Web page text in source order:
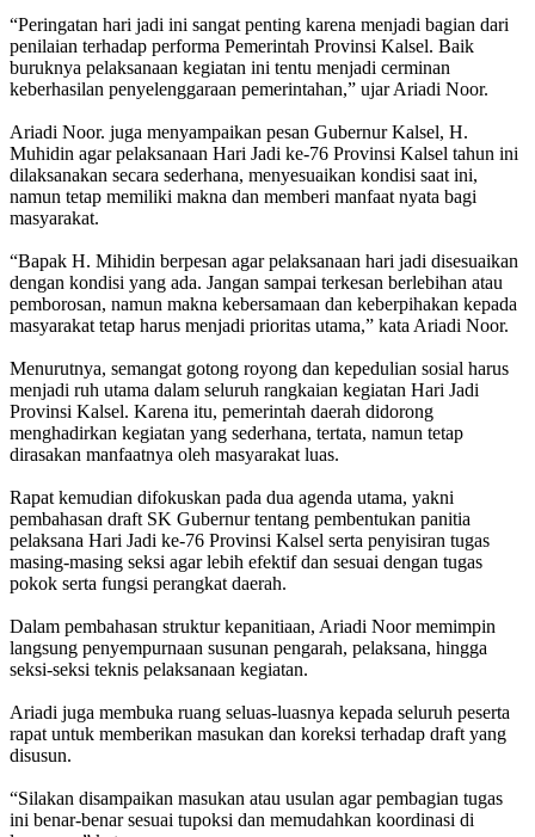
“Peringatan hari jadi ini sangat penting karena menjadi bagian dari
penilaian terhadap performa Pemerintah Provinsi Kalsel. Baik
buruknya pelaksanaan kegiatan ini tentu menjadi cerminan
keberhasilan penyelenggaraan pemerintahan,” ujar Ariadi Noor.
Ariadi Noor. juga menyampaikan pesan Gubernur Kalsel, H.
Muhidin agar pelaksanaan Hari Jadi ke-76 Provinsi Kalsel tahun ini
dilaksanakan secara sederhana, menyesuaikan kondisi saat ini,
namun tetap memiliki makna dan memberi manfaat nyata bagi
masyarakat.
“Bapak H. Mihidin berpesan agar pelaksanaan hari jadi disesuaikan
dengan kondisi yang ada. Jangan sampai terkesan berlebihan atau
pemborosan, namun makna kebersamaan dan keberpihakan kepada
masyarakat tetap harus menjadi prioritas utama,” kata Ariadi Noor.
Menurutnya, semangat gotong royong dan kepedulian sosial harus
menjadi ruh utama dalam seluruh rangkaian kegiatan Hari Jadi
Provinsi Kalsel. Karena itu, pemerintah daerah didorong
menghadirkan kegiatan yang sederhana, tertata, namun tetap
dirasakan manfaatnya oleh masyarakat luas.
Rapat kemudian difokuskan pada dua agenda utama, yakni
pembahasan draft SK Gubernur tentang pembentukan panitia
pelaksana Hari Jadi ke-76 Provinsi Kalsel serta penyisiran tugas
masing-masing seksi agar lebih efektif dan sesuai dengan tugas
pokok serta fungsi perangkat daerah.
Dalam pembahasan struktur kepanitiaan, Ariadi Noor memimpin
langsung penyempurnaan susunan pengarah, pelaksana, hingga
seksi-seksi teknis pelaksanaan kegiatan.
Ariadi juga membuka ruang seluas-luasnya kepada seluruh peserta
rapat untuk memberikan masukan dan koreksi terhadap draft yang
disusun.
“Silakan disampaikan masukan atau usulan agar pembagian tugas
ini benar-benar sesuai tupoksi dan memudahkan koordinasi di